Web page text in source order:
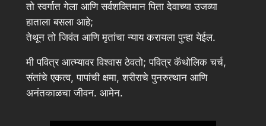
तो स्वर्गात गेला आणि सर्वशक्तिमान पिता देवाच्या उजव्या
हाताला बसला आहे;
तेथून तो जिवंत आणि मृतांचा न्याय करायला पुन्हा येईल.
मी पवित्र आत्म्यावर विश्वास ठेवतो; पवित्र कॅथोलिक चर्च,
संतांचे एकत्व, पापांची क्षमा, शरीराचे पुनरुत्थान आणि
अनंतकाळचा जीवन. आमेन.